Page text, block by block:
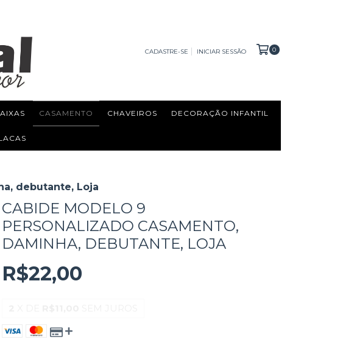
CADASTRE-SE INICIAR SESSÃO 0
CASAMENTO CHAVEIROS DECORAÇÃO INFANTIL
debutante, Loja
CABIDE MODELO 9
PERSONALIZADO CASAMENTO,
DAMINHA, DEBUTANTE, LOJA
R$22,00